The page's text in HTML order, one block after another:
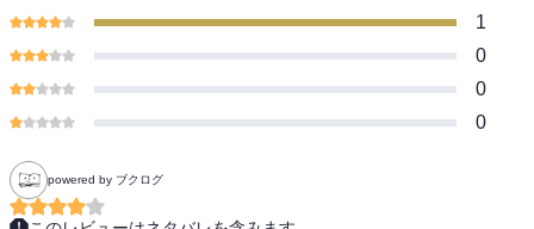
1
0
0
0
powered by ブクログ